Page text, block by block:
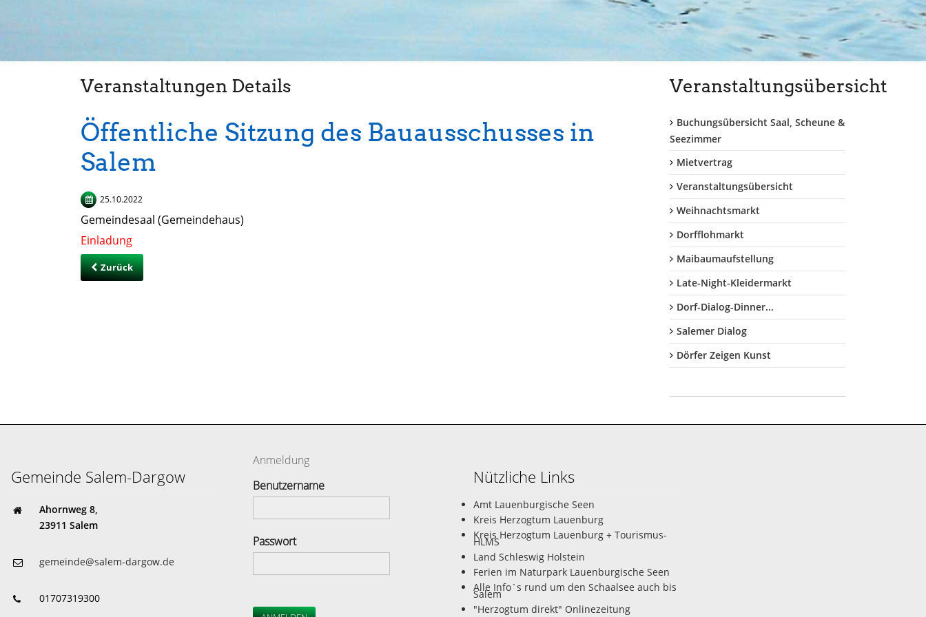
Veranstaltungen Details
Öffentliche Sitzung des Bauausschusses in
Salem
25.10.2022
Gemeindesaal (Gemeindehaus)
Einladung
Zurück
Veranstaltungsübersicht
Buchungsübersicht Saal, Scheune &
Seezimmer
Mietvertrag
Veranstaltungsübersicht
Weihnachtsmarkt
Dorfflohmarkt
Maibaumaufstellung
Late-Night-Kleidermarkt
Dorf-Dialog-Dinner...
Salemer Dialog
Dörfer Zeigen Kunst
Gemeinde Salem-Dargow
Ahornweg 8,
23911 Salem
gemeinde@salem-dargow.de
01707319300
Anmeldung
Benutzername
Passwort
Nützliche Links
Amt Lauenburgische Seen
Kreis Herzogtum Lauenburg
Kreis Herzogtum Lauenburg + Tourismus-
HLMS
Land Schleswig Holstein
Ferien im Naturpark Lauenburgische Seen
Alle Info`s rund um den Schaalsee auch bis
Salem
"Herzogtum direkt" Onlinezeitung